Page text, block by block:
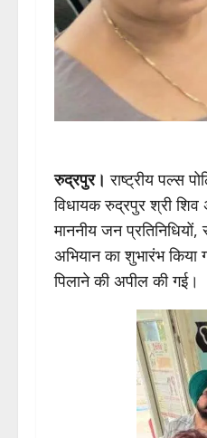
रुद्रपुर। राष्ट्रीय पल्स
विधायक रुद्रपुर श्री शिव
माननीय जन प्रतिनिधियों,
अभियान का शुभारंभ किया
पिलाने की अपील की गई।